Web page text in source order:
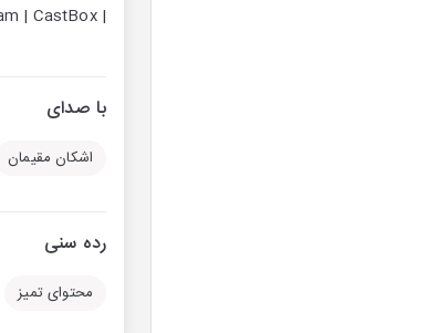
| Instagram | CastBox
با صدای
اشکان مقیمان
رده سنی
محتوای تمیز